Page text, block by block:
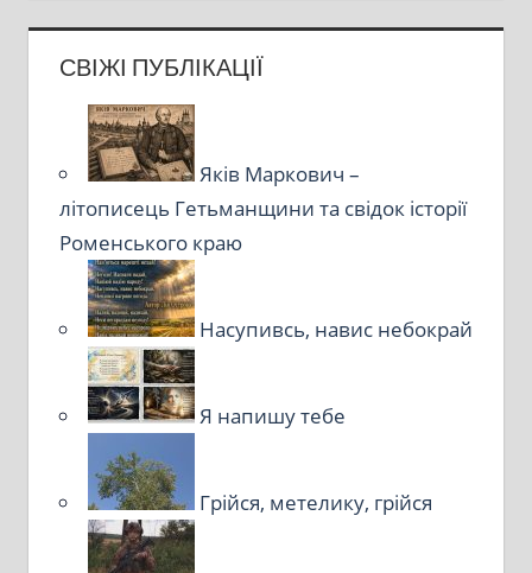
СВІЖІ ПУБЛІКАЦІЇ
Яків Маркович –
літописець Гетьманщини та свідок історії
Роменського краю
Насупивсь, навис небокрай
Я напишу тебе
Грійся, метелику, грійся